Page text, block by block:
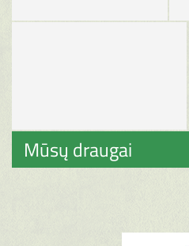
Mūsų draugai